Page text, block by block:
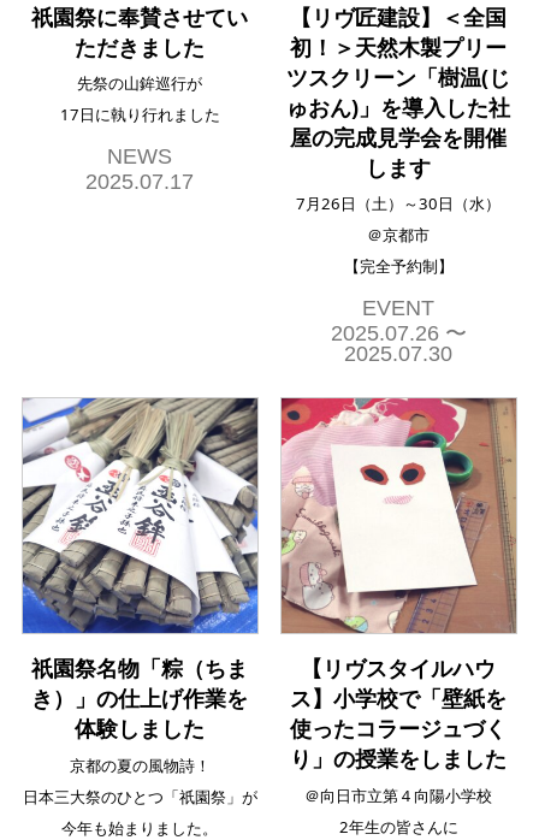
祇園祭に奉賛させてい
ただきました
先祭の山鉾巡行が
17日に執り行れました
NEWS
2025.07.17
【リヴ匠建設】＜全国
初！＞天然木製プリー
ツスクリーン「樹温(じ
ゅおん)」を導入した社
屋の完成見学会を開催
します
7月26日（土）～30日（水）
＠京都市
【完全予約制】
EVENT
2025.07.26 〜
2025.07.30
祇園祭名物「粽（ちま
き）」の仕上げ作業を
体験しました
京都の夏の風物詩！
日本三大祭のひとつ「祇園祭」が
今年も始まりました。
【リヴスタイルハウ
ス】小学校で「壁紙を
使ったコラージュづく
り」の授業をしました
＠向日市立第４向陽小学校
2年生の皆さんに